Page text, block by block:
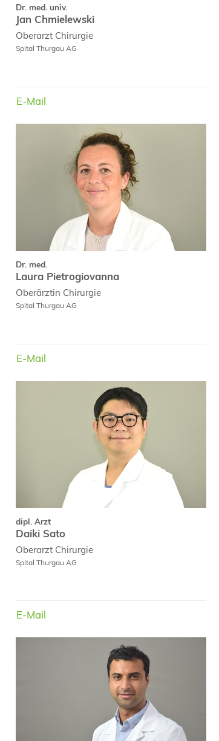
Dr. med. univ.
Jan Chmielewski
Oberarzt Chirurgie
Spital Thurgau AG
E-Mail
Dr. med.
Laura Pietrogiovanna
Oberärztin Chirurgie
Spital Thurgau AG
E-Mail
Laura Pietrogiovanna
dipl. Arzt
Daiki Sato
Oberarzt Chirurgie
Spital Thurgau AG
E-Mail
Baktash Aqtashi